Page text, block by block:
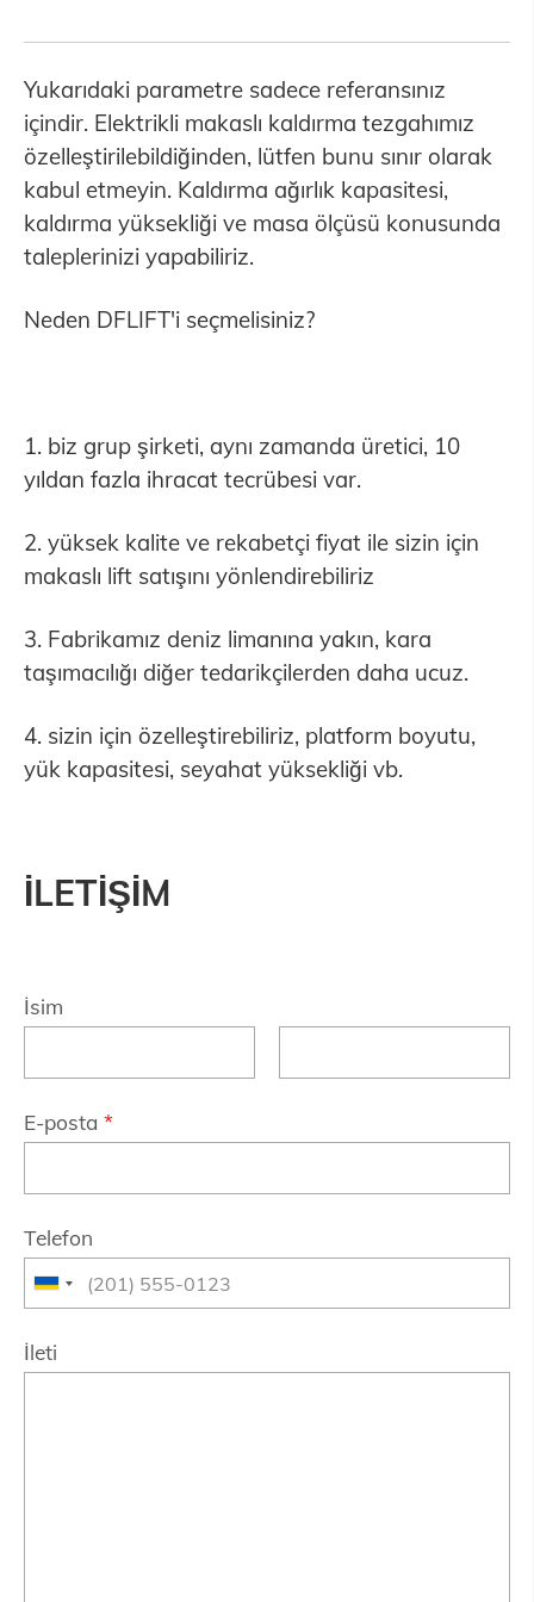
Yukarıdaki parametre sadece referansınız
içindir. Elektrikli makaslı kaldırma tezgahımız
özelleştirilebildiğinden, lütfen bunu sınır olarak
kabul etmeyin. Kaldırma ağırlık kapasitesi,
kaldırma yüksekliği ve masa ölçüsü konusunda
taleplerinizi yapabiliriz.
Neden DFLIFT'i seçmelisiniz?
1. biz grup şirketi, aynı zamanda üretici, 10
yıldan fazla ihracat tecrübesi var.
2. yüksek kalite ve rekabetçi fiyat ile sizin için
makaslı lift satışını yönlendirebiliriz
3. Fabrikamız deniz limanına yakın, kara
taşımacılığı diğer tedarikçilerden daha ucuz.
4. sizin için özelleştirebiliriz, platform boyutu,
yük kapasitesi, seyahat yüksekliği vb.
İLETİŞİM
İsim
E-posta *
Telefon
İleti